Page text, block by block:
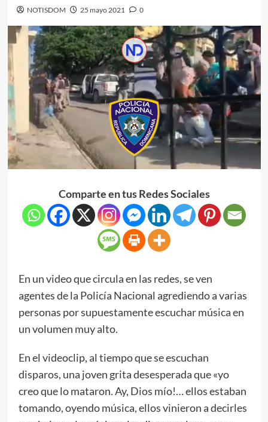
NOTISDOM 25 mayo 2021 0
Comparte en tus Redes Sociales
En un video que circula en las redes, se ven
agentes de la Policía Nacional agrediendo a varias
personas por supuestamente escuchar música en
un volumen muy alto.
En el videoclip, al tiempo que se escuchan
disparos, una joven grita desesperada que «yo
creo que lo mataron. Ay, Dios mío!… ellos estaban
tomando, oyendo música, ellos vinieron a decirles